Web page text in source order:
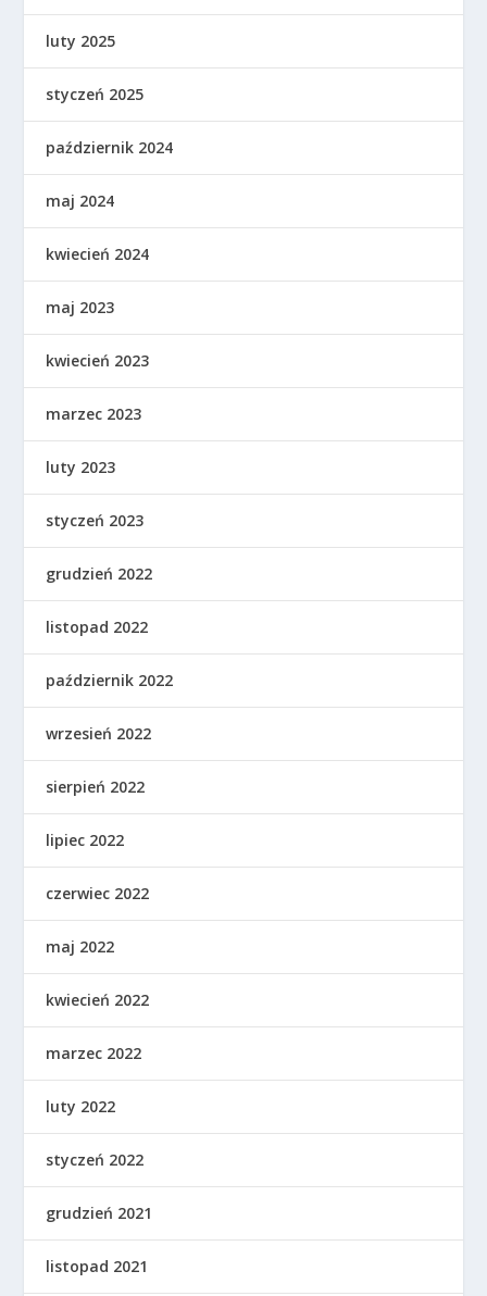
luty 2025
styczeń 2025
październik 2024
maj 2024
kwiecień 2024
maj 2023
kwiecień 2023
marzec 2023
luty 2023
styczeń 2023
grudzień 2022
listopad 2022
październik 2022
wrzesień 2022
sierpień 2022
lipiec 2022
czerwiec 2022
maj 2022
kwiecień 2022
marzec 2022
luty 2022
styczeń 2022
grudzień 2021
listopad 2021